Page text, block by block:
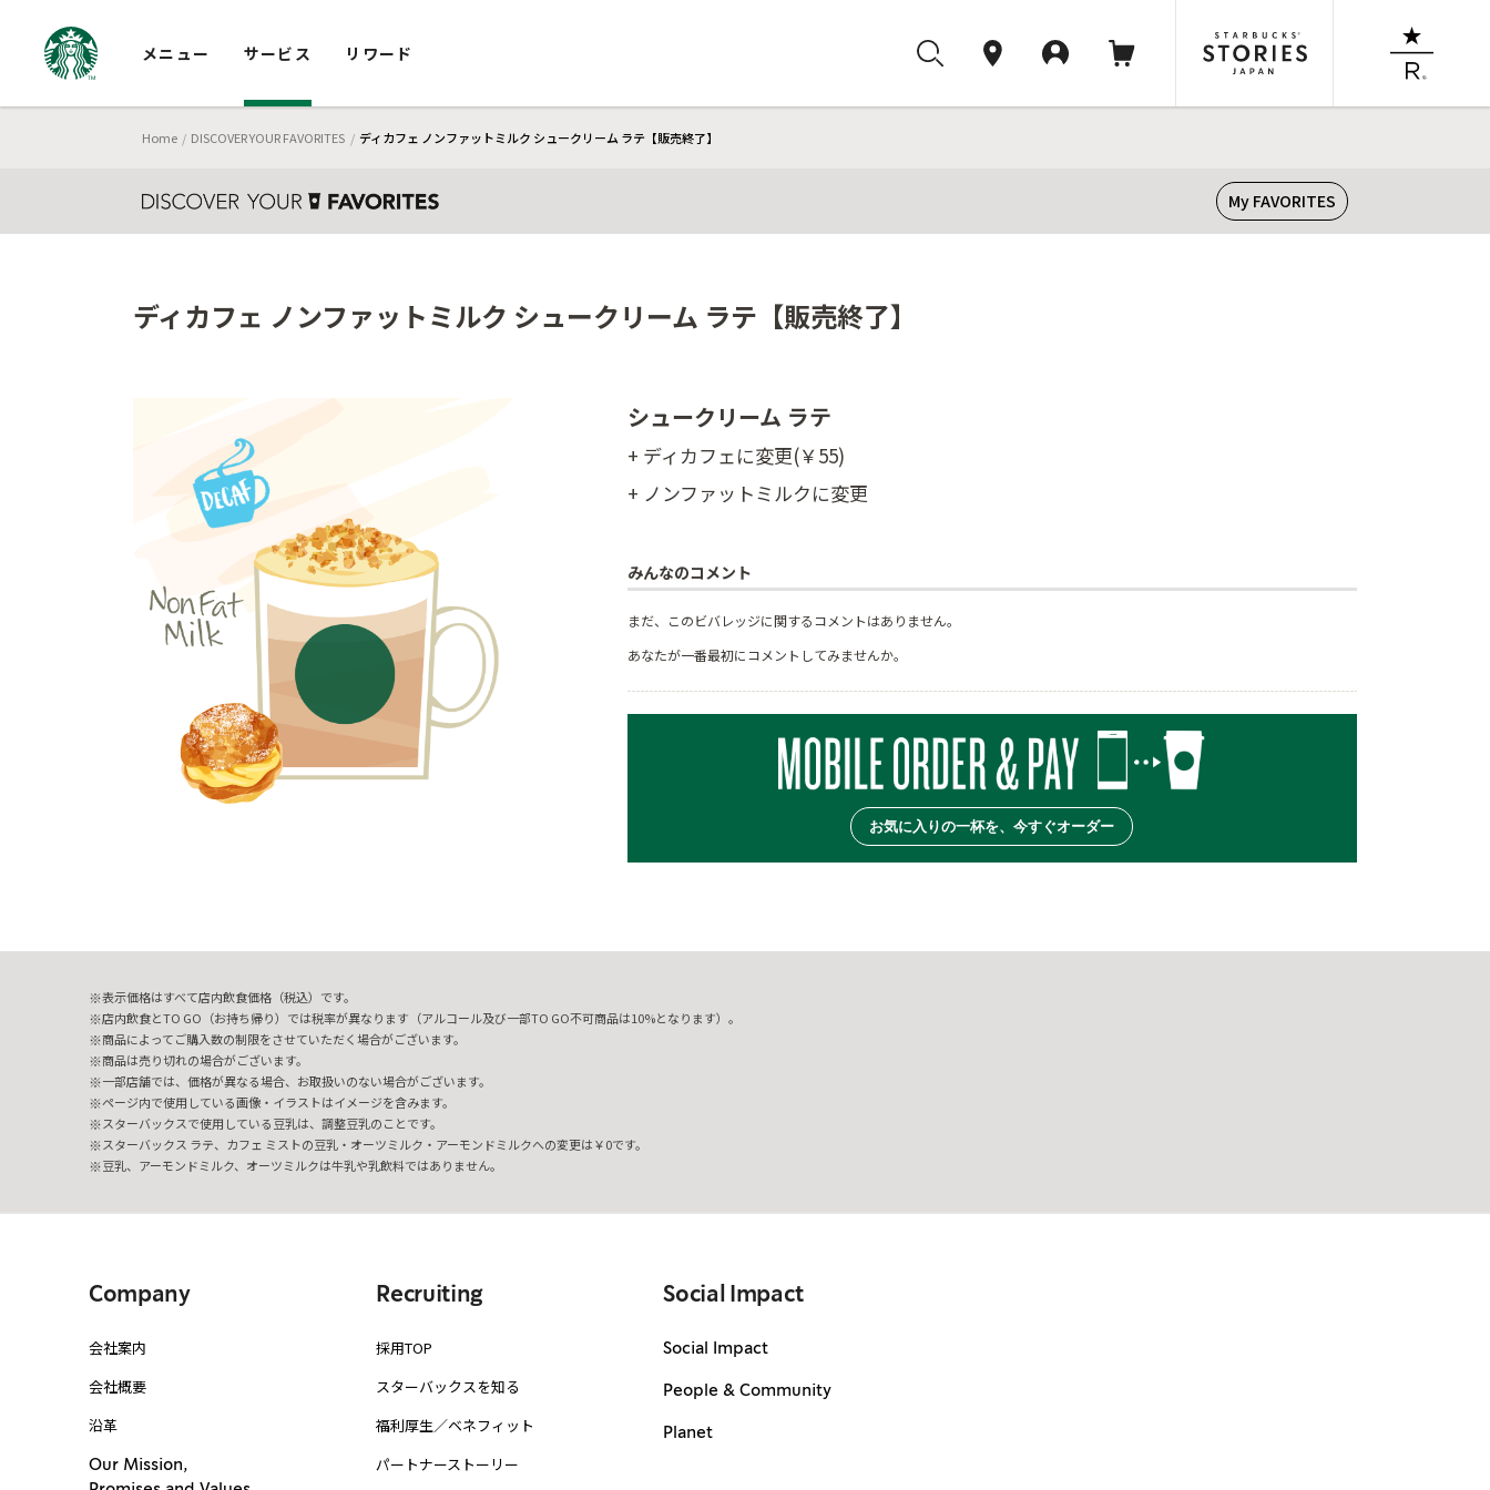
メニュー サービス リワード
Home DISCOVER YOUR FAVORITES ディカフェ ノンファットミルク シュークリーム ラテ【販売終了】
My FAVORITES
ディカフェ ノンファットミルク シュークリーム ラテ【販売終了】
シュークリーム ラテ
+ ディカフェに変更(￥55)
+ ノンファットミルクに変更
みんなのコメント
まだ、このビバレッジに関するコメントはありません。
あなたが一番最初にコメントしてみませんか。
お気に入りの一杯を、今すぐオーダー
表示価格はすべて店内飲食価格（税込）です。
店内飲食とTO GO（お持ち帰り）では税率が異なります（アルコール及び一部TO GO不可商品は10%となります）。
商品によってご購入数の制限をさせていただく場合がございます。
商品は売り切れの場合がございます。
一部店舗では、価格が異なる場合、お取扱いのない場合がございます。
ページ内で使用している画像・イラストはイメージを含みます。
スターバックスで使用している豆乳は、調整豆乳のことです。
スターバックス ラテ、カフェ ミストの豆乳・オーツミルク・アーモンドミルクへの変更は￥0です。
豆乳、アーモンドミルク、オーツミルクは牛乳や乳飲料ではありません。
Company
会社案内
会社概要
沿革
Our Mission,
Recruiting
採用TOP
スターバックスを知る
福利厚生／ベネフィット
パートナーストーリー
Social Impact
Social Impact
People & Community
Planet